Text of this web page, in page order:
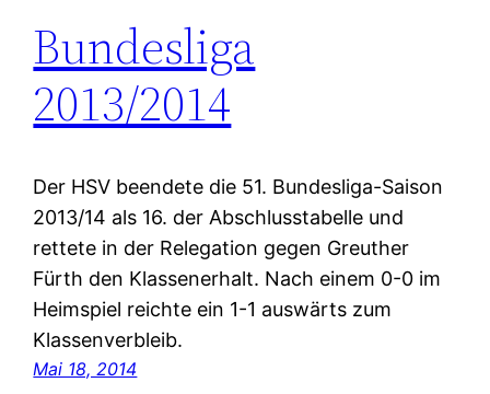
Bundesliga
2013/2014
Der HSV beendete die 51. Bundesliga-Saison
2013/14 als 16. der Abschlusstabelle und
rettete in der Relegation gegen Greuther
Fürth den Klassenerhalt. Nach einem 0-0 im
Heimspiel reichte ein 1-1 auswärts zum
Klassenverbleib.
Mai 18, 2014